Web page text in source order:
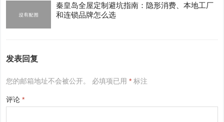
秦皇岛全屋定制避坑指南：隐形消费、本地工厂
和连锁品牌怎么选
发表回复
您的邮箱地址不会被公开。 必填项已用* 标注
评论*